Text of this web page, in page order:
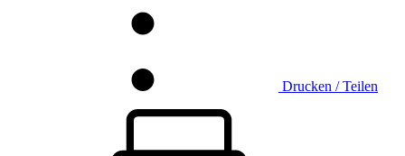
Drucken / Teilen